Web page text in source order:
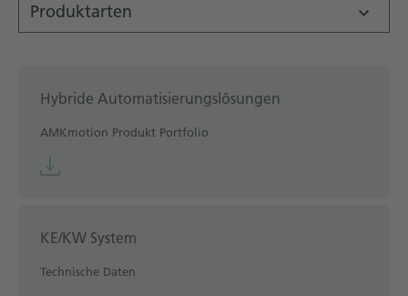
Produktarten
Hybride Automatisierungslösungen
AMKmotion Produkt Portfolio
KE/KW System
Technische Daten